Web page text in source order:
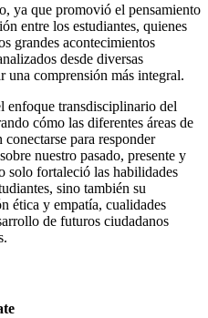
ya que promovió el pensamiento
entre los estudiantes, quienes
grandes acontecimientos
desde diversas
una comprensión más integral.
enfoque transdisciplinario del
cómo las diferentes áreas de
para responder
nuestro pasado, presente y
solo fortaleció las habilidades
sino también su
ética y empatía, cualidades
de futuros ciudadanos